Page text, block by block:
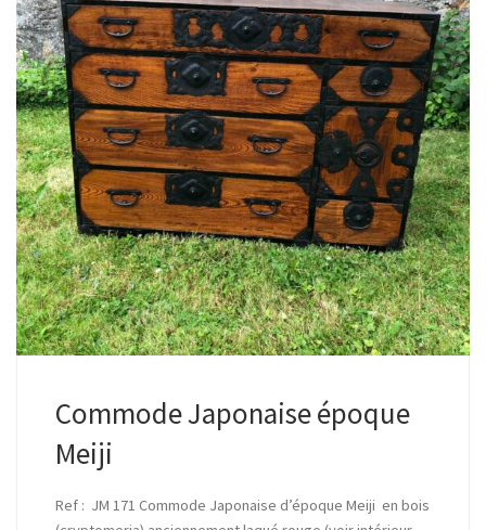
Commode Japonaise époque
Meiji
Ref : JM 171 Commode Japonaise d’époque Meiji en bois